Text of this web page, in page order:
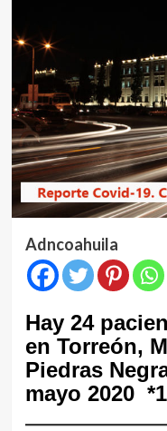
Adncoahuila
Hay 24
en Torreón,
Piedras
mayo 2020